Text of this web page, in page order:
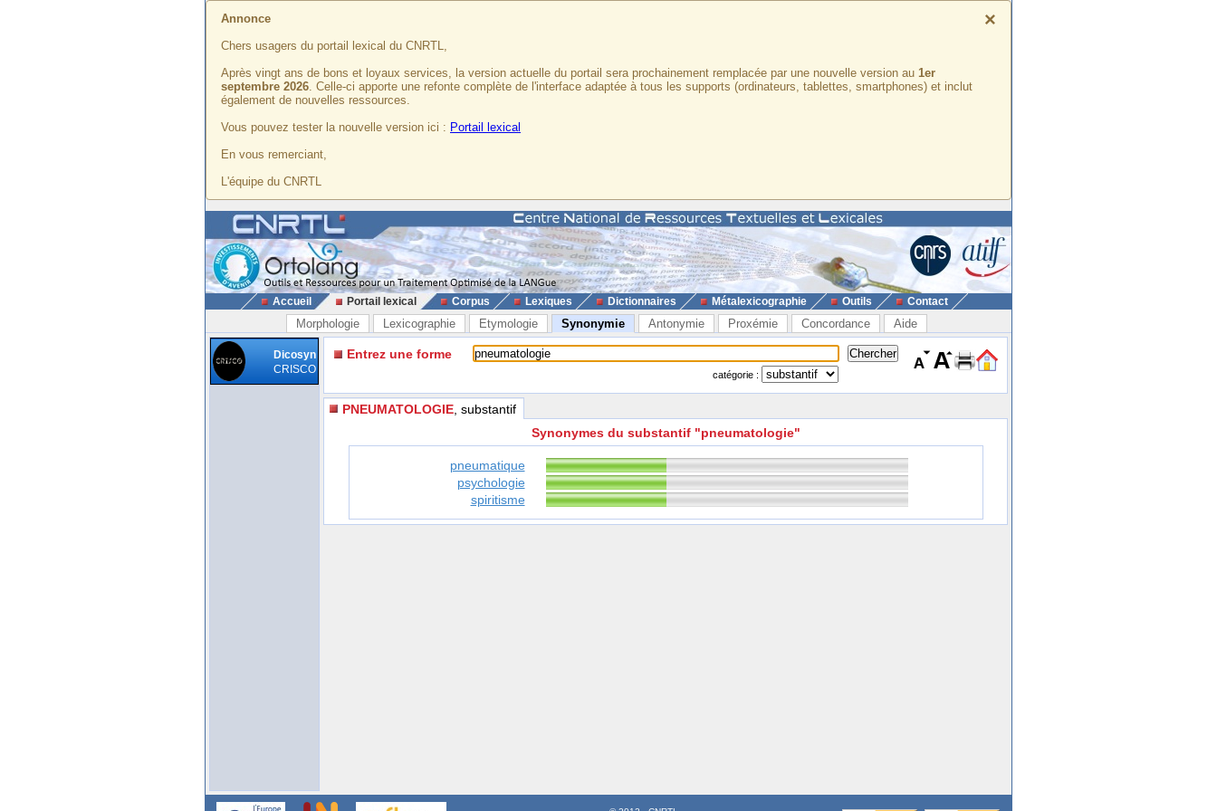
×
Annonce
Chers usagers du portail lexical du CNRTL,
Après vingt ans de bons et loyaux services, la version actuelle du portail sera prochainement remplacée par une nouvelle version au 1er
septembre 2026. Celle-ci apporte une refonte complète de l'interface adaptée à tous les supports (ordinateurs, tablettes, smartphones) et inclut
également de nouvelles ressources.
Vous pouvez tester la nouvelle version ici : Portail lexical
En vous remerciant,
L'équipe du CNRTL
Accueil Portail lexical Corpus Lexiques Dictionnaires Métalexicographie Outils Contact
Morphologie Lexicographie Etymologie Synonymie Antonymie Proxémie Concordance Aide
Dicosyn
CRISCO
Entrez une forme
catégorie :
PNEUMATOLOGIE , substantif
Synonymes du substantif "pneumatologie"
pneumatique
psychologie
spiritisme